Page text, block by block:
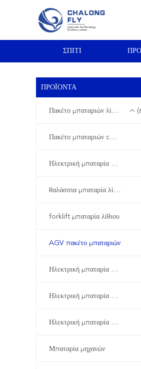
ΣΠΊΤΙ
ΠΡΟΪΌΝΤΑ
Πακέτο μπαταριών λίθιου της EV
Πακέτο μπαταριών cOem
Ηλεκτρική μπαταρία κάρρων γκολφ
θαλάσσια μπαταρία λίθιου
forklift μπαταρία λίθιου
AGV πακέτο μπαταριών
Ηλεκτρική μπαταρία μοτοσικλετών
Ηλεκτρική μπαταρία ποδηλάτων
Ηλεκτρική μπαταρία μηχανικών δίκυκλων
Μπαταρία μηχανών